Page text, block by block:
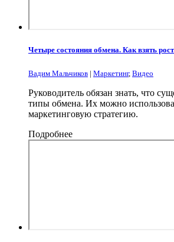
Четыре состояния обмена. Как взять
Вадим Мальчиков | Маркетинг, Видео
Руководитель обязан знать, что
типы обмена. Их можно
маркетинговую стратегию.
Подробнее